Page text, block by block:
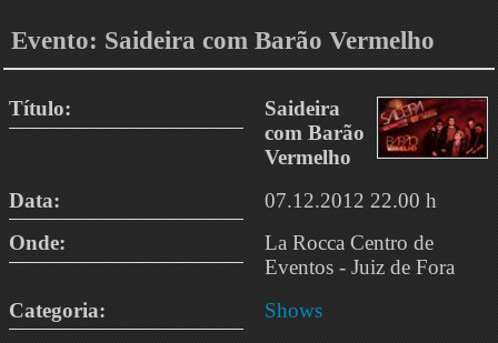
Evento: Saideira com Barão Vermelho
Título:
Saideira
com Barão
Vermelho
Data:
07.12.2012 22.00 h
Onde:
La Rocca Centro de
Eventos - Juiz de Fora
Categoria:
Shows